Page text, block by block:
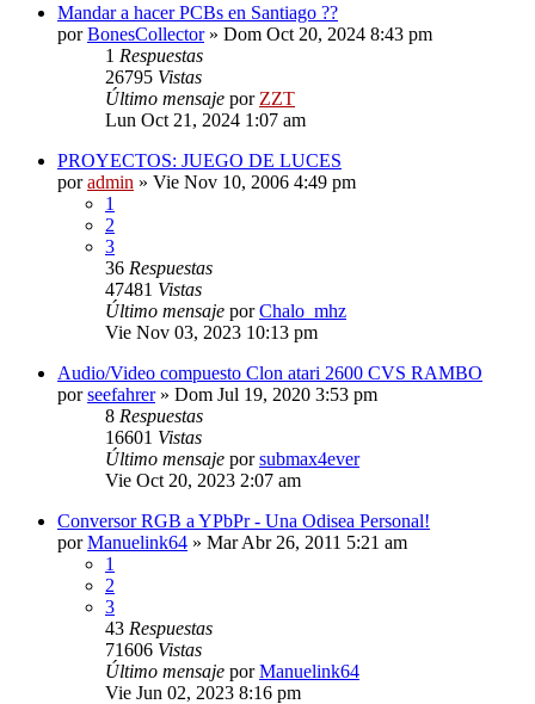
Mandar a hacer PCBs en Santiago ??
porBonesCollector» Dom Oct 20, 2024 8:43 pm
1 Respuestas
26795 Vistas
Último mensaje por ZZT
Lun Oct 21, 2024 1:07 am
PROYECTOS: JUEGO DE LUCES
poradmin » Vie Nov 10, 2006 4:49 pm
1
2
3
36 Respuestas
47481 Vistas
Último mensaje porChalo_mhz
Vie Nov 03, 2023 10:13 pm
Audio/Video compuesto Clon atari 2600 CVS RAMBO
porseefahrer» Dom Jul 19, 2020 3:53 pm
8 Respuestas
16601 Vistas
Último mensaje porsubmax4ever
Vie Oct 20, 2023 2:07 am
Conversor RGB a YPbPr - Una Odisea Personal!
porManuelink64 » Mar Abr 26, 2011 5:21 am
1
2
3
43 Respuestas
71606 Vistas
Último mensaje porManuelink64
Vie Jun 02, 2023 8:16 pm